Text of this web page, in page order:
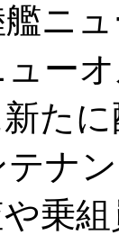
艦ニ
ー
た
ナ
乗